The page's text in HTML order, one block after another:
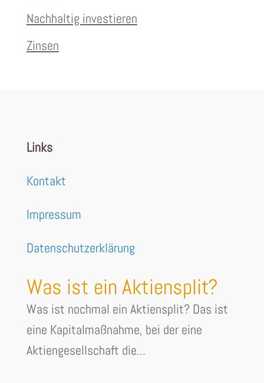
Nachhaltig investieren
Zinsen
Links
Kontakt
Impressum
Datenschutzerklärung
Was ist ein Aktiensplit?
Was ist nochmal ein Aktiensplit? Das ist
eine Kapitalmaßnahme, bei der eine
Aktiengesellschaft die...